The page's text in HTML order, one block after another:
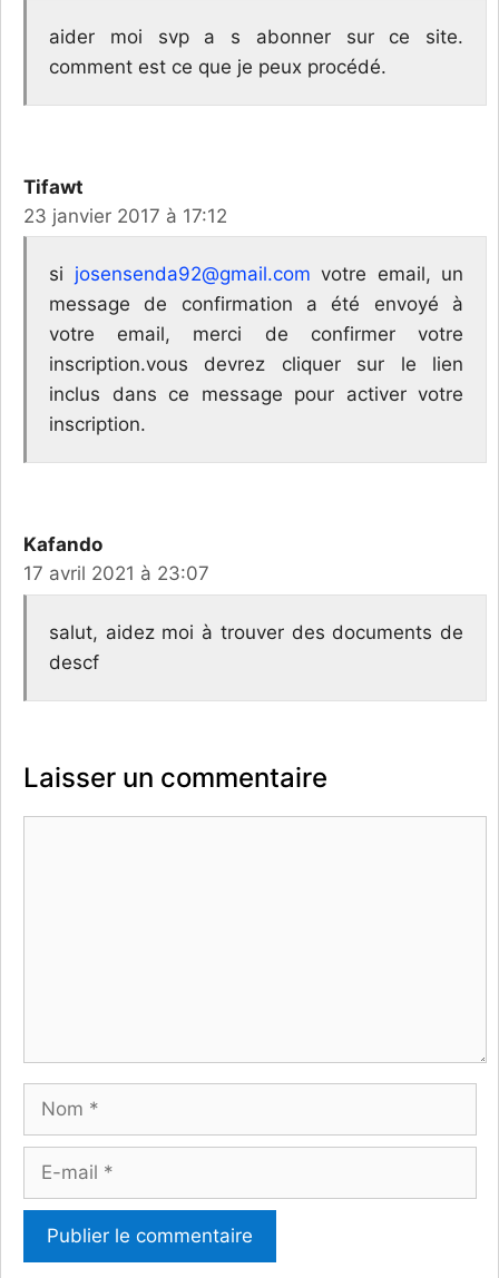
aider moi svp a s abonner sur ce site.
comment est ce que je peux procédé.
Tifawt
23 janvier 2017 à 17:12
si josensenda92@gmail.com votre email, un
message de confirmation a été envoyé à
votre email, merci de confirmer votre
inscription.vous devrez cliquer sur le lien
inclus dans ce message pour activer votre
inscription.
Kafando
17 avril 2021 à 23:07
salut, aidez moi à trouver des documents de
descf
Laisser un commentaire
Nom